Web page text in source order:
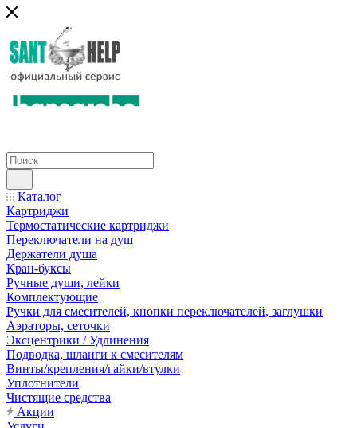
Каталог
Картриджи
Термостатические картриджи
Переключатели на душ
Держатели душа
Кран-буксы
Ручные души, лейки
Комплектующие
Ручки для смесителей, кнопки переключателей, заглушки
Аэраторы, сеточки
Эксцентрики / Удлинения
Подводка, шланги к смесителям
Винты/крепления/гайки/втулки
Уплотнители
Чистящие средства
Акции